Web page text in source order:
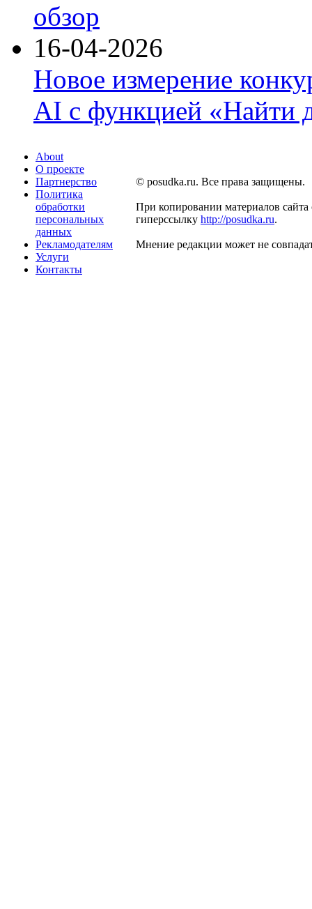
обзор
16-04-2026
Новое измерение
AI с функцией «Найти
About
О проекте
Партнерство
Политика
обработки
персональных
данных
Рекламодателям
Услуги
Контакты
© posudka.ru. Все права защищены.
При копировании материалов сайта
гиперссылку http://posudka.ru.
Мнение редакции может не